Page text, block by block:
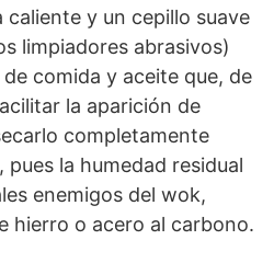
caliente y un cepillo suave
limpiadores abrasivos)
comida y aceite que, de
la aparición de
completamente
la humedad residual
enemigos del wok,
hierro o acero al carbono.